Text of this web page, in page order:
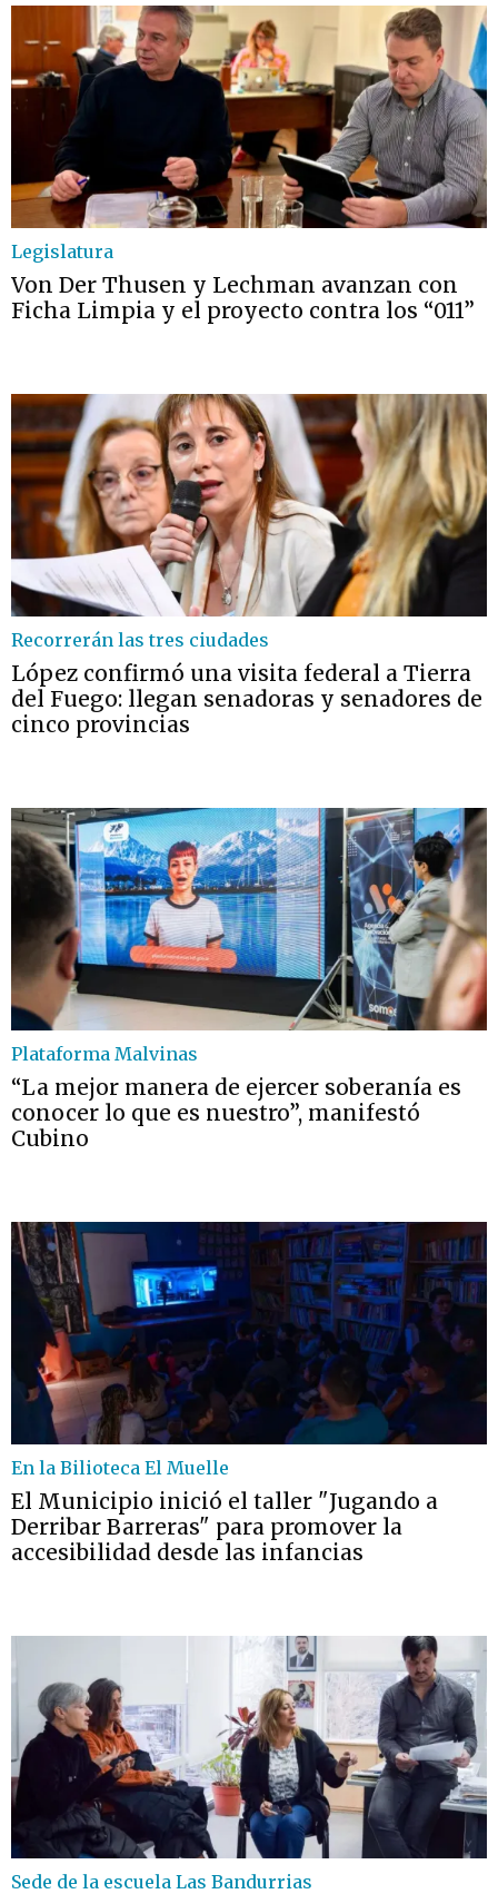
Legislatura
Von Der Thusen y Lechman avanzan con
Ficha Limpia y el proyecto contra los “011”
Recorrerán las tres ciudades
López confirmó una visita federal a Tierra
del Fuego: llegan senadoras y senadores de
cinco provincias
Plataforma Malvinas
“La mejor manera de ejercer soberanía es
conocer lo que es nuestro”, manifestó
Cubino
En la Bilioteca El Muelle
El Municipio inició el taller "Jugando a
Derribar Barreras" para promover la
accesibilidad desde las infancias
Sede de la escuela Las Bandurrias